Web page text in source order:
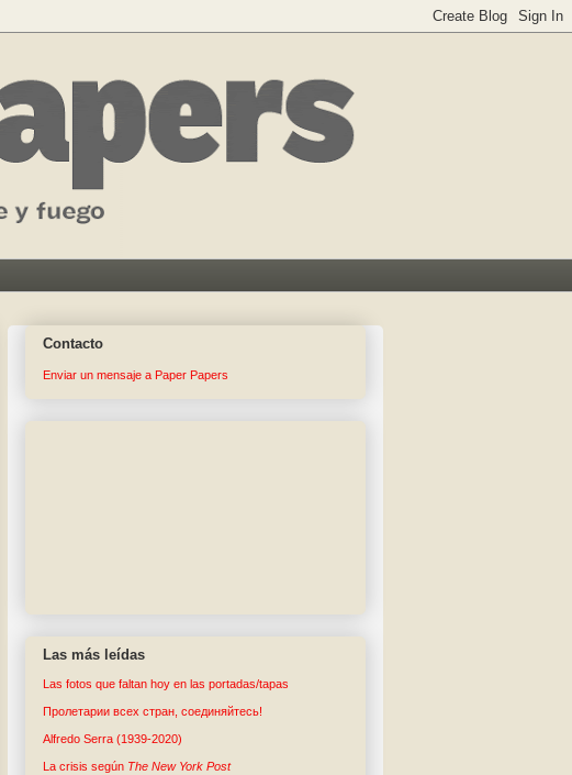
Contacto
Enviar un mensaje a Paper Papers
Las más leídas
Las fotos que faltan hoy en las portadas/tapas
Пролетарии всех стран, соединяйтесь!
Alfredo Serra (1939-2020)
La crisis según The New York Post